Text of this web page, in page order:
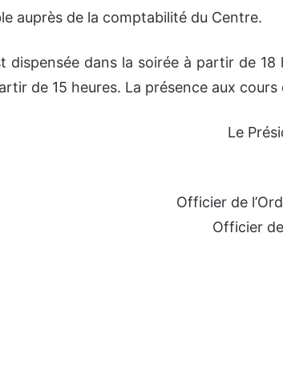
auprès de la comptabilité du Centre.
dispensée dans la soirée à partir de 18
de 15 heures. La présence aux
Le
Officier de
Officier